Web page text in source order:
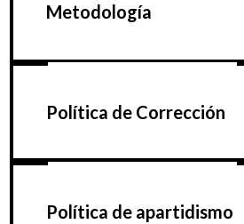
Metodología
Política de Corrección
Política de apartidismo